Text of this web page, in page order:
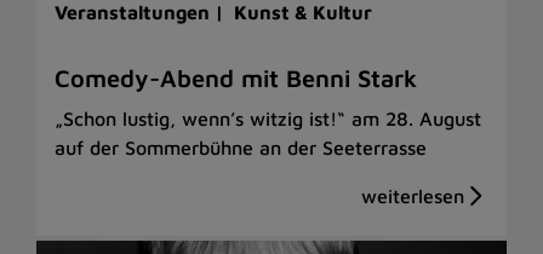
Veranstaltungen | Kunst & Kultur
Comedy-Abend mit Benni Stark
„Schon lustig, wenn’s witzig ist!“ am 28. August
auf der Sommerbühne an der Seeterrasse